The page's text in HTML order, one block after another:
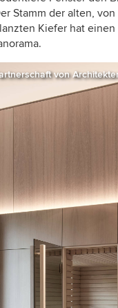
Stamm der alten,
Kiefer hat
von